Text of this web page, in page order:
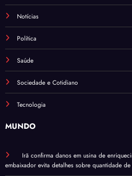
Notícias
Política
Saúde
Sociedade e Cotidiano
Tecnologia
MUNDO
Irã confirma danos em usina de
embaixador evita detalhes sobre quantidade